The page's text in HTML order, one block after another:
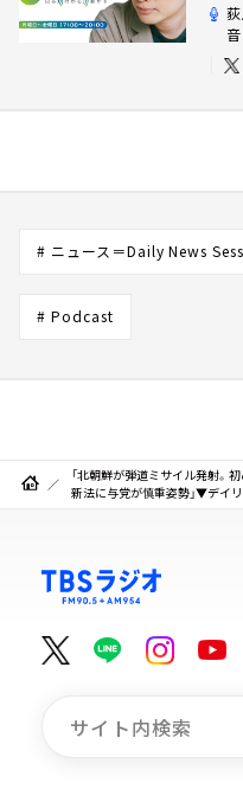
# ニュース＝Daily News
# Podcast
「北朝鮮が弾道ミサイル発射。
新法に与党が慎重姿勢」▼デイ